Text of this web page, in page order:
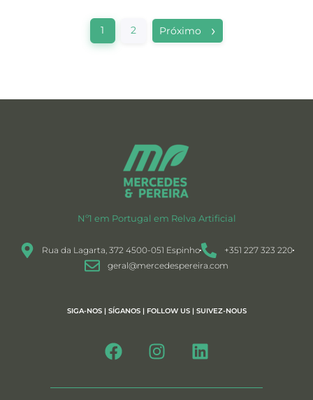
1 2 Próximo
Nº1 em Portugal em Relva Artificial
Rua da Lagarta, 372 4500-051 Espinho
+351 227 323 220
geral@mercedespereira.com
SIGA-NOS | SÍGANOS | FOLLOW US | SUIVEZ-NOUS